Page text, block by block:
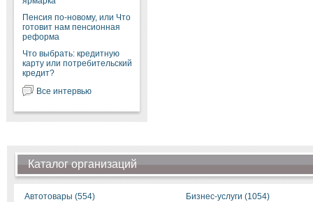
Пенсия по-новому, или Что
готовит нам пенсионная
реформа
Что выбрать: кредитную
карту или потребительский
кредит?
Все интервью
Каталог организаций
Автотовары (554)
Бизнес-услуги (1054)